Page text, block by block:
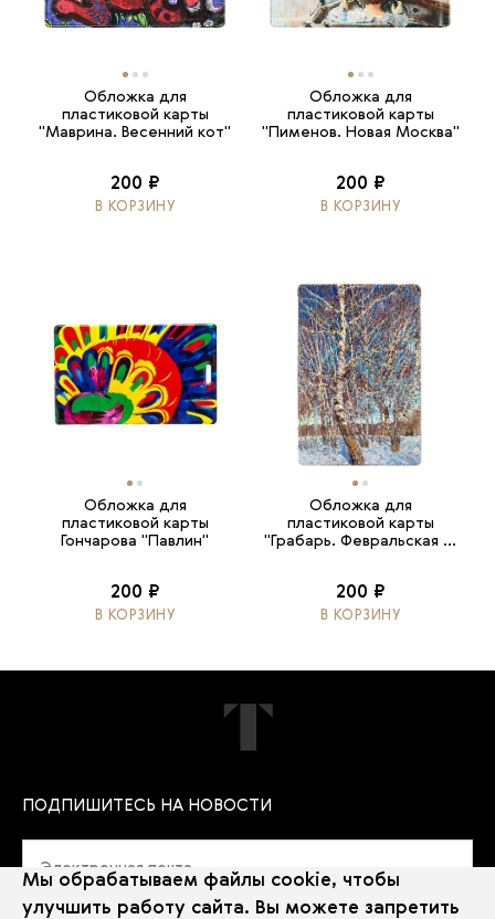
Обложка для
пластиковой карты
"Маврина. Весенний кот"
200 ₽
В КОРЗИНУ
Обложка для
пластиковой карты
"Пименов. Новая Москва"
200 ₽
В КОРЗИНУ
Обложка для
пластиковой карты
Гончарова "Павлин"
200 ₽
В КОРЗИНУ
Обложка для
пластиковой карты
"Грабарь. Февральская ...
200 ₽
В КОРЗИНУ
ПОДПИШИТЕСЬ НА НОВОСТИ
Мы обрабатываем файлы cookie, чтобы
улучшить работу сайта. Вы можете запретить